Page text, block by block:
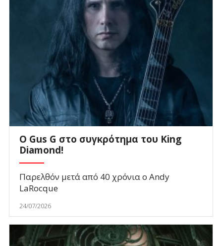
O Gus G στο συγκρότημα του King
Diamond!
Παρελθόν μετά από 40 χρόνια ο Andy
LaRocque
24/07/2026